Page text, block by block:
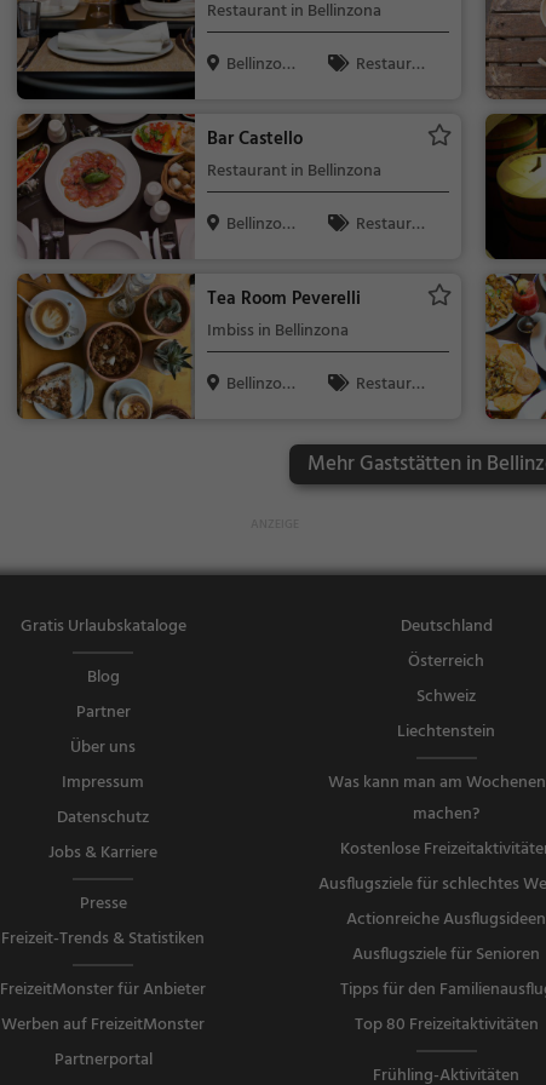
Restaurant in Bellinzona
Bellinzona,
Restaura
Bar Castello
Restaurant in Bellinzona
Bellinzona,
Restaura
en
Tea Room Peverelli
Imbiss in Bellinzona
Bellinzona,
Restaura
acks / Geträ
nke
Mehr Gaststätten in
Gratis Urlaubskataloge
Blog
Partner
Über uns
Impressum
Datenschutz
Jobs & Karriere
Presse
Freizeit-Trends & Statistiken
FreizeitMonster für Anbieter
Werben auf FreizeitMonster
Partnerportal
Deutschland
Österreich
Schweiz
Liechtenstein
Was kann man am
machen?
Kostenlose
Ausflugsziele für schlechtes
Actionreiche Ausflugsideen
Ausflugsziele für Senioren
Tipps für den
Top 80 Freizeitaktivitäten
Frühling-Aktivitäten